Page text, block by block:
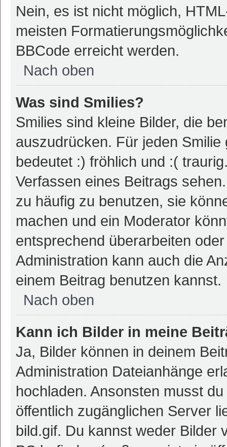
Nein, es ist nicht möglich,
meisten
BBCode erreicht werden.
Nach oben
Was sind Smilies?
Smilies sind kleine Bilder, die
auszudrücken. Für jeden
bedeutet :) fröhlich und :(
Verfassen eines Beitrags
zu häufig zu benutzen, sie
machen und ein Moderator
entsprechend überarbeiten
Administration kann auch die
einem Beitrag benutzen kannst.
Nach oben
Kann ich Bilder in meine
Ja, Bilder können in deinem
Administration Dateianhänge
hochladen. Ansonsten musst
öffentlich zugänglichen Server
bild.gif. Du kannst weder Bilder